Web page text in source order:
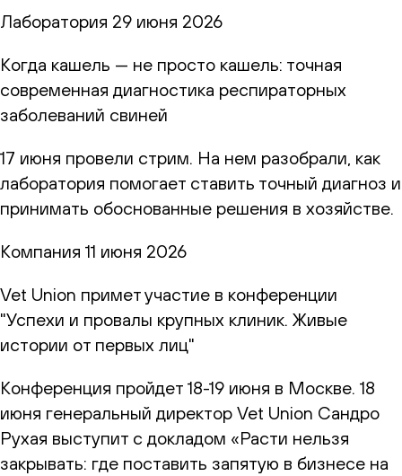
Лаборатория 29 июня 2026
Когда кашель — не просто кашель: точная
современная диагностика респираторных
заболеваний свиней
17 июня провели стрим. На нем разобрали, как
лаборатория помогает ставить точный диагноз и
принимать обоснованные решения в хозяйстве.
Компания 11 июня 2026
Vet Union примет участие в конференции
"Успехи и провалы крупных клиник. Живые
истории от первых лиц"
Конференция пройдет 18-19 июня в Москве. 18
июня генеральный директор Vet Union Сандро
Рухая выступит с докладом «Расти нельзя
закрывать: где поставить запятую в бизнесе на